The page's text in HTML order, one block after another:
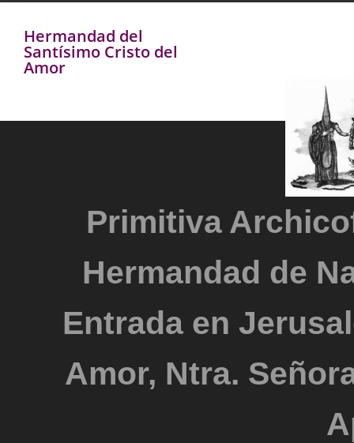
Hermandad del
Santísimo Cristo del
Amor
Primitiva
Hermandad de
Entrada en
Amor, Ntra.